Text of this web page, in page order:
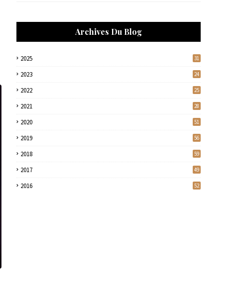
Archives Du Blog
2025 31
2023 24
2022 25
2021 28
2020 51
2019 56
2018 59
2017 49
2016 52